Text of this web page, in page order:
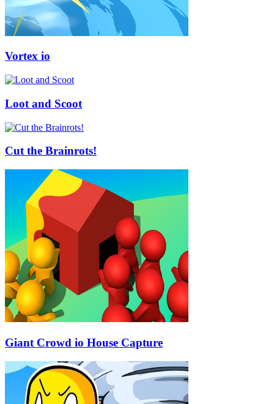
Vortex io
Loot and Scoot
Cut the Brainrots!
Giant Crowd io House Capture